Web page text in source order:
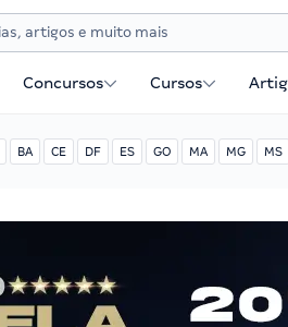
Concursos Cursos
BA CE DF ES GO MA MG MS